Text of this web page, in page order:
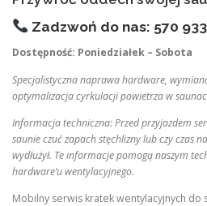
Zadzwoń do nas: 570
Dostępność: Poniedziałek – Sobota
Specjalistyczna naprawa hardware,
optymalizacja cyrkulacji powietrza w
Informacja techniczna: Przed przyjazdem
saunie czuć zapach stęchlizny lub czy czas
wydłużył. Te informacje pomogą naszym
hardware’u wentylacyjnego.
Mobilny serwis kratek wentylacyjnych do